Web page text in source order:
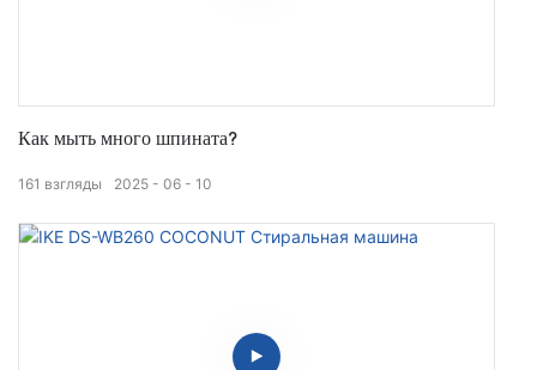
Как мыть много шпината?
2025 06 10
161 взгляды